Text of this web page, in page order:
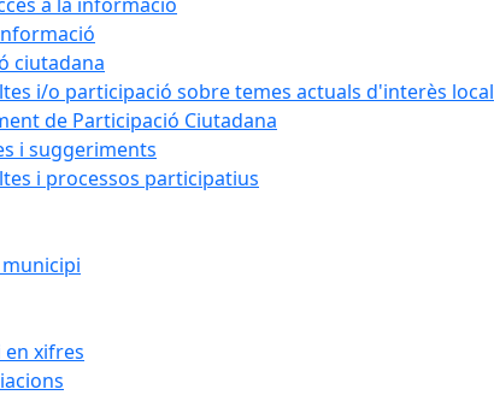
ciutadana
i/o participació sobre temes actuals d'interès local
de Participació Ciutadana
i suggeriments
i processos participatius
en xifres